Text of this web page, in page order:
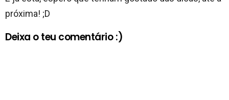
próxima! ;D
Deixa o teu comentário :)